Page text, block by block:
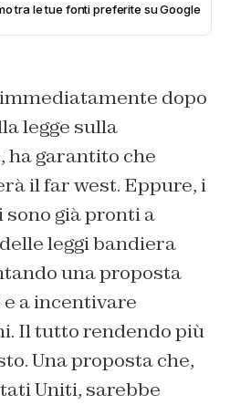
tra le tue fonti preferite su Google
dopo
legge sulla
, ha garantito che
il far west. Eppure, i
già pronti a
leggi bandiera
una proposta
a incentivare
Il tutto rendendo più
Una proposta che,
Uniti, sarebbe